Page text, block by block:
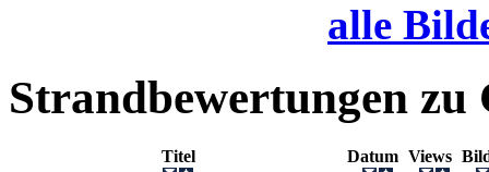
alle
Strandbewertungen zu
Titel Datum Views